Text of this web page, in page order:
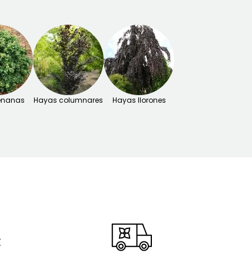
Hayas columnares Hayas llorones